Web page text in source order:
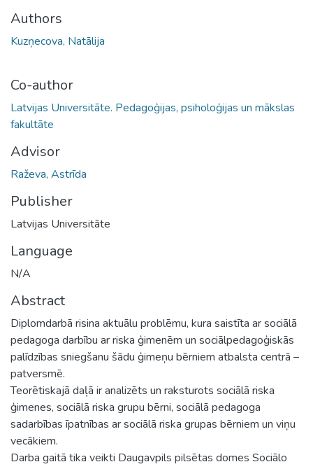
Authors
Kuzņecova, Natālija
Co-author
Latvijas Universitāte. Pedagoģijas, psiholoģijas un mākslas
fakultāte
Advisor
Raževa, Astrīda
Publisher
Latvijas Universitāte
Language
N/A
Abstract
Diplomdarbā risina aktuālu problēmu, kura saistīta ar sociālā
pedagoga darbību ar riska ģimenēm un sociālpedagoģiskās
palīdzības sniegšanu šādu ģimeņu bērniem atbalsta centrā –
patversmē.
Teorētiskajā daļā ir analizēts un raksturots sociālā riska
ģimenes, sociālā riska grupu bērni, sociālā pedagoga
sadarbības īpatnības ar sociālā riska grupas bērniem un viņu
vecākiem.
Darba gaitā tika veikti Daugavpils pilsētas domes Sociālo